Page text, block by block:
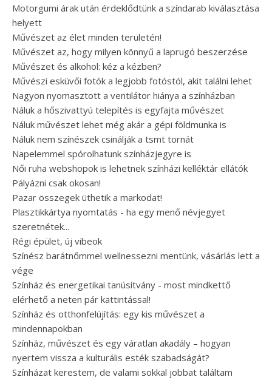
Motorgumi árak után érdeklődtünk a színdarab kiválasztása
helyett
Művészet az élet minden területén!
Művészet az, hogy milyen könnyű a laprugó beszerzése
Művészet és alkohol: kéz a kézben?
Művészi esküvői fotók a legjobb fotóstól, akit találni lehet
Nagyon nyomasztott a ventilátor hiánya a színházban
Náluk a hőszivattyú telepítés is egyfajta művészet
Náluk művészet lehet még akár a gépi földmunka is
Náluk nem színészek csinálják a tsmt tornát
Napelemmel spórolhatunk színházjegyre is
Női ruha webshopok is lehetnek színházi kelléktár ellátók
Pályázni csak okosan!
Pazar összegek üthetik a markodat!
Plasztikkártya nyomtatás - ha egy menő névjegyet
szeretnétek...
Régi épület, új vibeok
Színész barátnőmmel wellnessezni mentünk, vásárlás lett a
vége
Színház és energetikai tanúsítvány - most mindkettő
elérhető a neten pár kattintással!
Színház és otthonfelújítás: egy kis művészet a
mindennapokban
Színház, művészet és egy váratlan akadály – hogyan
nyertem vissza a kulturális esték szabadságát?
Színházat kerestem, de valami sokkal jobbat találtam